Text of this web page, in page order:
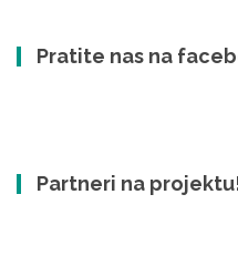
Pratite nas na
Partneri na